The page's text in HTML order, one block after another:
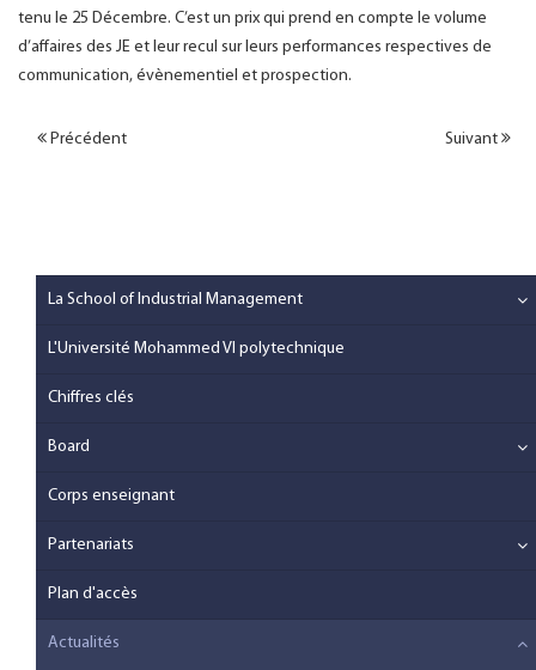
tenu le 25 Décembre. C’est un prix qui prend en compte le volume
d’affaires des JE et leur recul sur leurs performances respectives de
communication, évènementiel et prospection.
Précédent Suivant
La School of Industrial Management
L'Université Mohammed VI polytechnique
Chiffres clés
Board
Corps enseignant
Partenariats
Plan d'accès
Actualités